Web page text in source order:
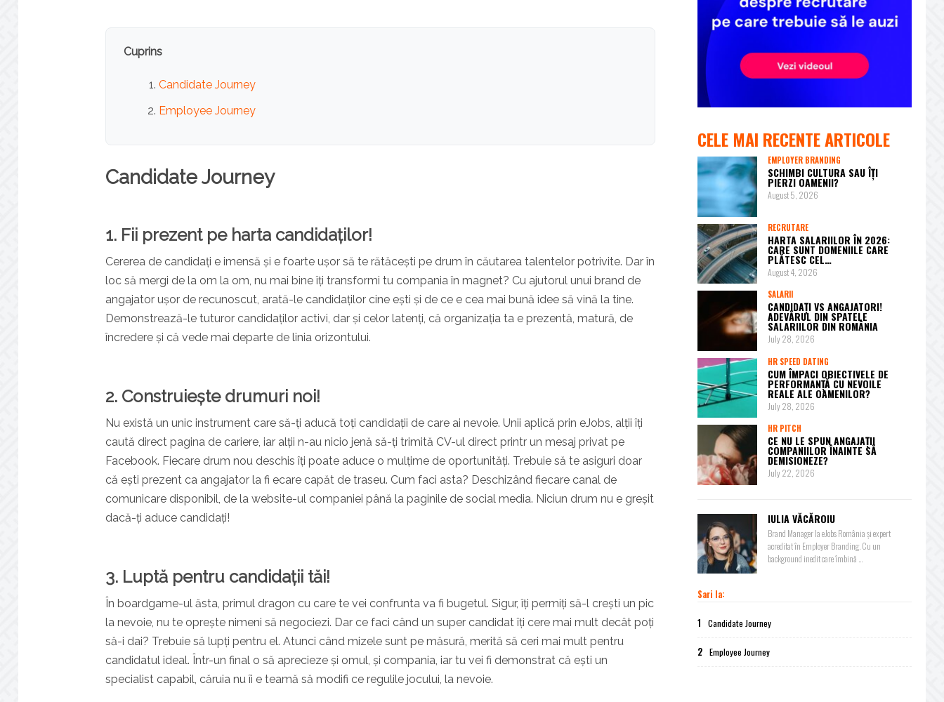
Cuprins
Candidate Journey
Employee Journey
Candidate Journey
1. Fii prezent pe harta candidaților!
Cererea de candidați e imensă și e foarte ușor să te rătăcești pe drum în căutarea talentelor potrivite. Dar în
loc să mergi de la om la om, nu mai bine îți transformi tu compania în magnet? Cu ajutorul unui brand de
angajator ușor de recunoscut, arată-le candidaților cine ești și de ce e cea mai bună idee să vină la tine.
Demonstrează-le tuturor candidaților activi, dar și celor latenți, că organizația ta e prezentă, matură, de
încredere și că vede mai departe de linia orizontului.
2. Construiește drumuri noi!
Nu există un unic instrument care să-ți aducă toți candidații de care ai nevoie. Unii aplică prin eJobs, alții îți
caută direct pagina de cariere, iar alții n-au nicio jenă să-ți trimită CV-ul direct printr un mesaj privat pe
Facebook. Fiecare drum nou deschis îți poate aduce o mulțime de oportunități. Trebuie să te asiguri doar
că ești prezent ca angajator la fi ecare capăt de traseu. Cum faci asta? Deschizând fiecare canal de
comunicare disponibil, de la website-ul companiei până la paginile de social media. Niciun drum nu e greșit
dacă-ți aduce candidați!
3. Luptă pentru candidații tăi!
În boardgame-ul ăsta, primul dragon cu care te vei confrunta va fi bugetul. Sigur, îți permiți să-l crești un pic
la nevoie, nu te oprește nimeni să negociezi. Dar ce faci când un super candidat îți cere mai mult decât poți
să-i dai? Trebuie să lupți pentru el. Atunci când mizele sunt pe măsură, merită să ceri mai mult pentru
candidatul ideal. Într-un final o să aprecieze și omul, și compania, iar tu vei fi demonstrat că ești un
specialist capabil, căruia nu îi e teamă să modifi ce regulile jocului, la nevoie.
CELE MAI RECENTE ARTICOLE
EMPLOYER BRANDING
SCHIMBI CULTURA SAU ÎȚI
PIERZI OAMENII?
August 5, 2026
RECRUTARE
HARTA SALARIILOR ÎN 2026:
CARE SUNT DOMENIILE CARE
PLĂTESC CEL…
August 4, 2026
SALARII
CANDIDAȚI VS ANGAJATORI!
ADEVĂRUL DIN SPATELE
SALARIILOR DIN ROMÂNIA
July 28, 2026
HR SPEED DATING
CUM ÎMPACI OBIECTIVELE DE
PERFORMANȚĂ CU NEVOILE
REALE ALE OAMENILOR?
July 28, 2026
HR PITCH
CE NU LE SPUN ANGAJAȚII
COMPANIILOR ÎNAINTE SĂ
DEMISIONEZE?
July 22, 2026
IULIA VĂCĂROIU
Brand Manager la eJobs România și expert
acreditat în Employer Branding. Cu un
background inedit care îmbină ...
Sari la:
1 Candidate Journey
2 Employee Journey